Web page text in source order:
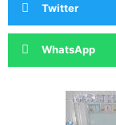
Twitter
WhatsApp